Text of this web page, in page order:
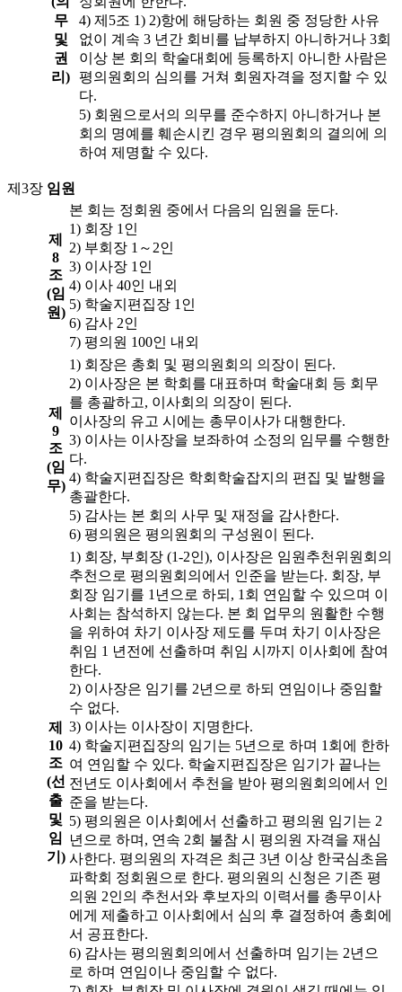
무
및
권
리)
4) 제5조 1) 2)항에 해당하는 회원 중 정당한 사유
없이 계속 3 년간 회비를 납부하지 아니하거나 3회
이상 본 회의 학술대회에 등록하지 아니한 사람은
평의원회의 심의를 거쳐 회원자격을 정지할 수 있
다.
5) 회원으로서의 의무를 준수하지 아니하거나 본
회의 명예를 훼손시킨 경우 평의원회의 결의에 의
하여 제명할 수 있다.
제3장 임원
제
8
조
(임
원)
본 회는 정회원 중에서 다음의 임원을 둔다.
1) 회장 1인
2) 부회장 1～2인
3) 이사장 1인
4) 이사 40인 내외
5) 학술지편집장 1인
6) 감사 2인
7) 평의원 100인 내외
제
9
조
(임
무)
1) 회장은 총회 및 평의원회의 의장이 된다.
2) 이사장은 본 학회를 대표하며 학술대회 등 회무
를 총괄하고, 이사회의 의장이 된다.
이사장의 유고 시에는 총무이사가 대행한다.
3) 이사는 이사장을 보좌하여 소정의 임무를 수행한
다.
4) 학술지편집장은 학회학술잡지의 편집 및 발행을
총괄한다.
5) 감사는 본 회의 사무 및 재정을 감사한다.
6) 평의원은 평의원회의 구성원이 된다.
제
10
조
(선
출
및
임
기)
1) 회장, 부회장 (1-2인), 이사장은 임원추천위원회의
추천으로 평의원회의에서 인준을 받는다. 회장, 부
회장 임기를 1년으로 하되, 1회 연임할 수 있으며 이
사회는 참석하지 않는다. 본 회 업무의 원활한 수행
을 위하여 차기 이사장 제도를 두며 차기 이사장은
취임 1 년전에 선출하며 취임 시까지 이사회에 참여
한다.
2) 이사장은 임기를 2년으로 하되 연임이나 중임할
수 없다.
3) 이사는 이사장이 지명한다.
4) 학술지편집장의 임기는 5년으로 하며 1회에 한하
여 연임할 수 있다. 학술지편집장은 임기가 끝나는
전년도 이사회에서 추천을 받아 평의원회의에서 인
준을 받는다.
5) 평의원은 이사회에서 선출하고 평의원 임기는 2
년으로 하며, 연속 2회 불참 시 평의원 자격을 재심
사한다. 평의원의 자격은 최근 3년 이상 한국심초음
파학회 정회원으로 한다. 평의원의 신청은 기존 평
의원 2인의 추천서와 후보자의 이력서를 총무이사
에게 제출하고 이사회에서 심의 후 결정하여 총회에
서 공표한다.
6) 감사는 평의원회의에서 선출하며 임기는 2년으
로 하며 연임이나 중임할 수 없다.